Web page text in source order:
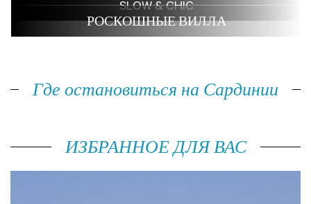
SLOW & CHIC
РОСКОШНЫЕ ВИЛЛА
Где остановиться на Сардинии
ИЗБРАННОЕ ДЛЯ ВАС